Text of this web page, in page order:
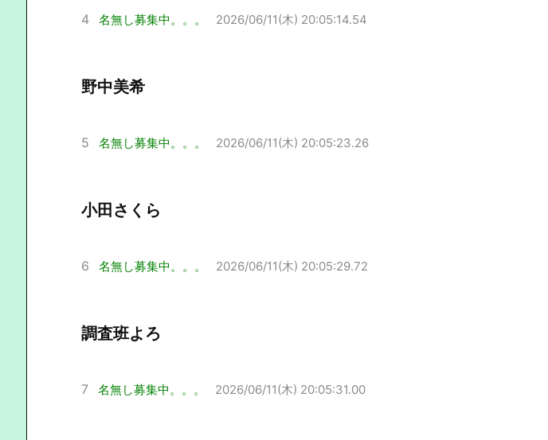
4 名無し募集中。。。 2026/06/11(木) 20:05:14.54
野中美希
5 名無し募集中。。。 2026/06/11(木) 20:05:23.26
小田さくら
6 名無し募集中。。。 2026/06/11(木) 20:05:29.72
調査班よろ
7 名無し募集中。。。 2026/06/11(木) 20:05:31.00